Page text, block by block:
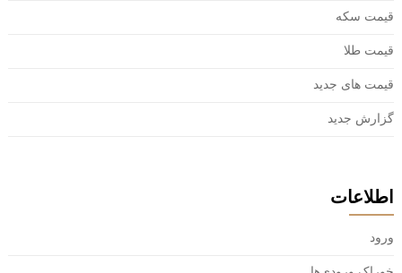
قیمت سکه
قیمت طلا
قیمت های جدید
گزارش جدید
اطلاعات
ورود